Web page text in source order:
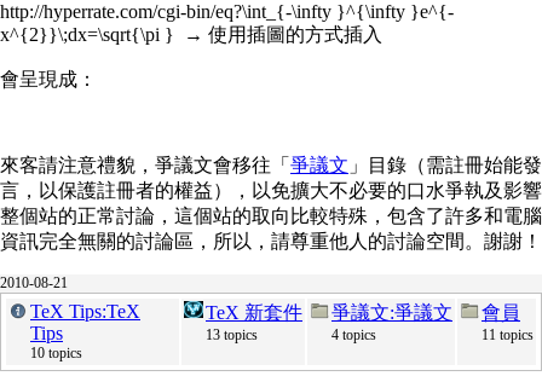
http://hyperrate.com/cgi-bin/eq?\int_{-\infty }^{\infty }e^{-
x^{2}}\;dx=\sqrt{\pi } → 使用插圖的方式插入
會呈現成：
來客請注意禮貌，爭議文會移往「 爭議文 」目錄（需註冊始能發
言，以保護註冊者的權益），以免擴大不必要的口水爭執及影響
整個站的正常討論，這個站的取向比較特殊，包含了許多和電腦
資訊完全無關的討論區，所以，請尊重他人的討論空間。謝謝！
2010-08-21
TeX Tips:TeX
Tips
10 topics
TeX 新套件
13 topics
爭議文:爭議文
4 topics
會員
11 topics